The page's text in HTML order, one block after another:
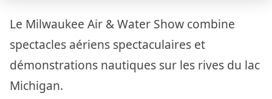
Le Milwaukee Air & Water Show combine
spectacles aériens spectaculaires et
démonstrations nautiques sur les rives du lac
Michigan.